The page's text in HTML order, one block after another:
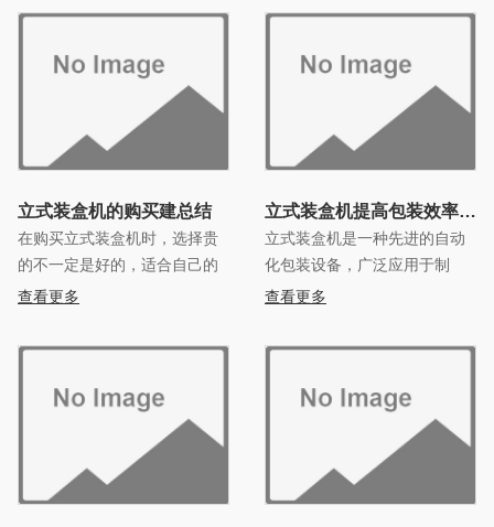
与枕式装盒机的优点进行比
率高、精度高
立式装盒机的购买建总结
在购买立式装盒机时，选择贵
的不一定是好的，适合自己的
才是最重要的。那么在购买立
些因素呢？下面的内容将帮你
机，以及供应商提供的何种服
查看更多
立式装盒机提高包装效率的
立式装盒机是一种先进的自动
化包装设备，广泛应用于制
药、食品、化妆品等行业。它
查看更多